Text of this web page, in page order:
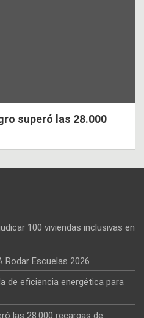
superó las 28.000
100 viviendas inclusivas en
Escuelas 2026
de eficiencia energética para
las 28.000 recargas de